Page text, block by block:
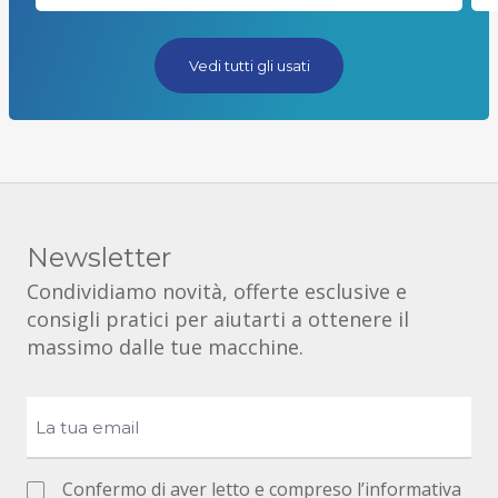
Vedi tutti gli usati
Newsletter
Condividiamo novità, offerte esclusive e
consigli pratici per aiutarti a ottenere il
massimo dalle tue macchine.
Confermo di aver letto e compreso l’informativa